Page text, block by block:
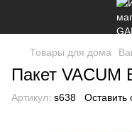
Товары для дома
Пакет VACUM
Артикул: s638 Оставить